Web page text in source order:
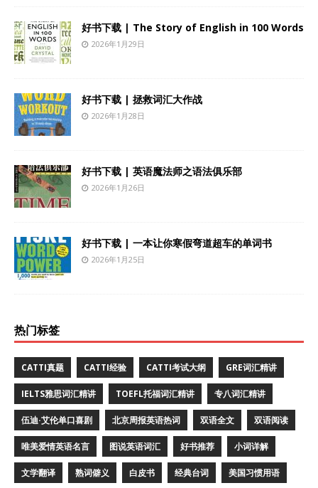
好书下载 | The Story of English in 100 Words
2026年1月29日
好书下载 | 拯救词汇大作战
2026年1月28日
好书下载 | 英语魔法师之语法俱乐部
2026年1月26日
好书下载 | 一本让你寒假弯道超车的单词书
2026年1月25日
热门标签
CATTI真题 CATTI经验 CATTI考试大纲 GRE词汇精讲
IELTS雅思词汇精讲 TOEFL托福词汇精讲 专八词汇精讲
伍迪·艾伦单口喜剧 北京周报英语热词 双语全文 双语阅读
唯美爱情英语名言 图说英语词汇 好书推荐 小词详解
文学翻译 熟词僻义 白皮书 经典台词 美国习惯用语